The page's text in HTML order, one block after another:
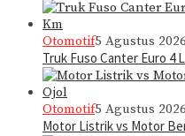
Otomotif5 Agustus 2026
Truk Fuso Canter Euro 4
Otomotif5 Agustus 2026
Motor Listrik vs Motor